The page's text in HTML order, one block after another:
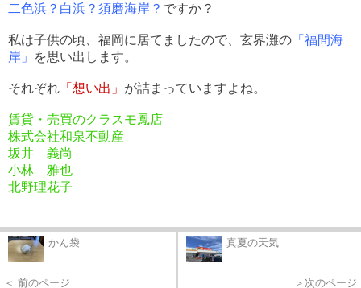
二色浜？白浜？須磨海岸？ ですか？
私は子供の頃、福岡に居てましたので、玄界灘の 「福間海
岸」
を思い出します。
それぞれ 「想い出」 が詰まっていますよね。
賃貸・売買のクラスモ鳳店
株式会社和泉不動産
坂井 義尚
小林 雅也
北野理花子
かん袋
＜ 前のページ
真夏の天気
＞次のページ